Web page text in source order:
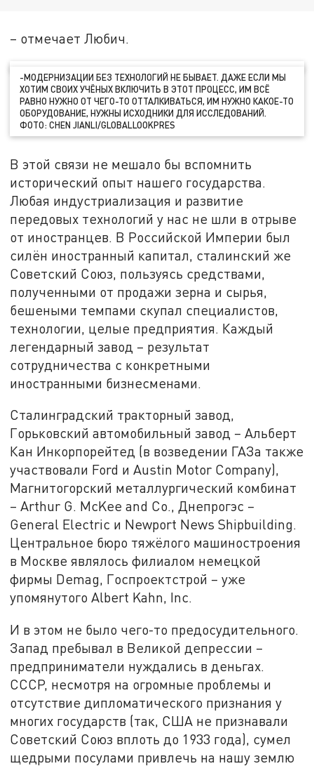
– отмечает Любич.
-МОДЕРНИЗАЦИИ БЕЗ ТЕХНОЛОГИЙ НЕ БЫВАЕТ. ДАЖЕ ЕСЛИ МЫ
ХОТИМ СВОИХ УЧЁНЫХ ВКЛЮЧИТЬ В ЭТОТ ПРОЦЕСС, ИМ ВСЁ
РАВНО НУЖНО ОТ ЧЕГО-ТО ОТТАЛКИВАТЬСЯ, ИМ НУЖНО КАКОЕ-ТО
ОБОРУДОВАНИЕ, НУЖНЫ ИСХОДНИКИ ДЛЯ ИССЛЕДОВАНИЙ.
ФОТО: CHEN JIANLI/GLOBALLOOKPRES
В этой связи не мешало бы вспомнить
исторический опыт нашего государства.
Любая индустриализация и развитие
передовых технологий у нас не шли в отрыве
от иностранцев. В Российской Империи был
силён иностранный капитал, сталинский же
Советский Союз, пользуясь средствами,
полученными от продажи зерна и сырья,
бешеными темпами скупал специалистов,
технологии, целые предприятия. Каждый
легендарный завод – результат
сотрудничества с конкретными
иностранными бизнесменами.
Сталинградский тракторный завод,
Горьковский автомобильный завод – Альберт
Кан Инкорпорейтед (в возведении ГАЗа также
участвовали Ford и Austin Motor Company),
Магнитогорский металлургический комбинат
– Arthur G. McKee and Co., Днепрогэс –
General Electric и Newport News Shipbuilding.
Центральное бюро тяжёлого машиностроения
в Москве являлось филиалом немецкой
фирмы Demag, Госпроектстрой – уже
упомянутого Albert Kahn, Inc.
И в этом не было чего-то предосудительного.
Запад пребывал в Великой депрессии –
предприниматели нуждались в деньгах.
СССР, несмотря на огромные проблемы и
отсутствие дипломатического признания у
многих государств (так, США не признавали
Советский Союз вплоть до 1933 года), сумел
щедрыми посулами привлечь на нашу землю